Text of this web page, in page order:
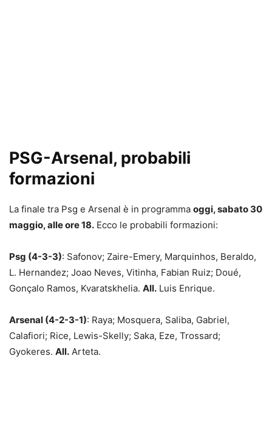
PSG-Arsenal, probabili
formazioni
La finale tra Psg e Arsenal è in programma oggi, sabato 30
maggio, alle ore 18. Ecco le probabili formazioni:
Psg (4-3-3): Safonov; Zaire-Emery, Marquinhos, Beraldo,
L. Hernandez; Joao Neves, Vitinha, Fabian Ruiz; Doué,
Gonçalo Ramos, Kvaratskhelia. All. Luis Enrique.
Arsenal (4-2-3-1): Raya; Mosquera, Saliba, Gabriel,
Calafiori; Rice, Lewis-Skelly; Saka, Eze, Trossard;
Gyokeres. All. Arteta.